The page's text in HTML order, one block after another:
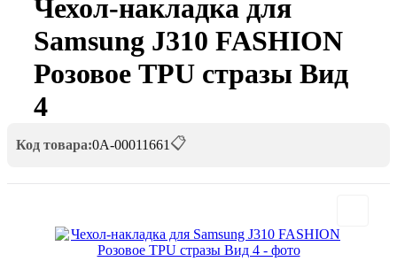
Чехол-накладка для
Samsung J310 FASHION
Розовое TPU стразы Вид
4
Код товара:0А-00011661 📋